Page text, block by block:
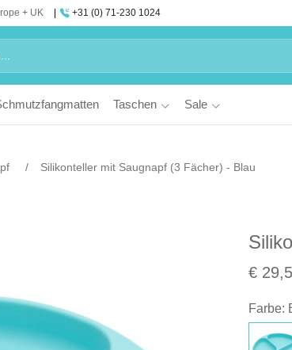
+ UK +31 (0) 71-230 1024
Taschen Sale
Silikonteller mit Saugnapf (3 Fächer) - Blau
€
Farbe: